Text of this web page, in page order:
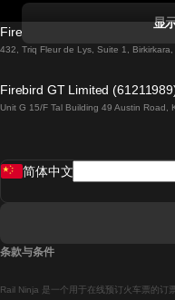
都柏
羅馬
显
Firebird GT Limited (OC 1451)
432, Triq Fleur de Lys, Suite 1,
Firebird GT Limited
Unit G 15/F Tal Building 49 Austin Road,
Rail Ninja 是一个用于在线预订火车票的订
简体中文
条款与条件